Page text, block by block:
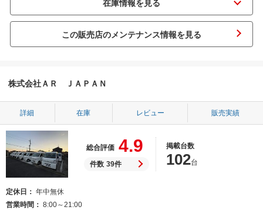
この販売店のメンテナンス情報を見る
株式会社ＡＲ ＪＡＰＡＮ
詳細 在庫 レビュー 販売実績
総合評価 4.9
件数 39件
掲載台数
102台
定休日
年中無休
営業時間
8:00～21:00